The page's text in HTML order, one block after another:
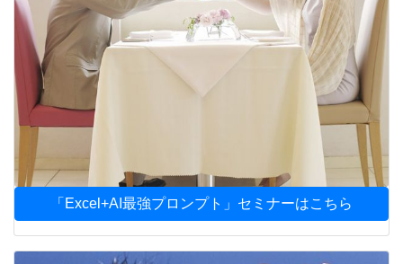
「Excel+AI最強プロンプト」セミナーはこちら